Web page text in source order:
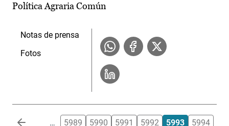
Política Agraria Común
Notas de prensa
Fotos
Paginación … 5989 5990 5991 5992 5993
5994